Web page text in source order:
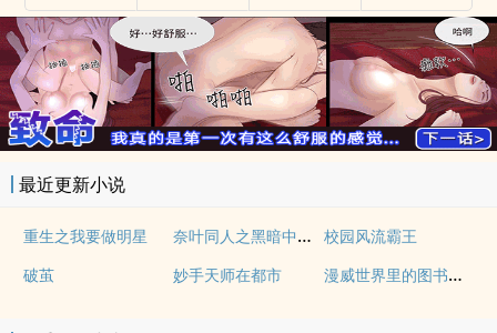
最近更新小说
重生之我要做明星 奈叶同人之黑暗中的救赎
校园风流霸王
破茧
妙手天师在都市 漫威世界里的图书管理员